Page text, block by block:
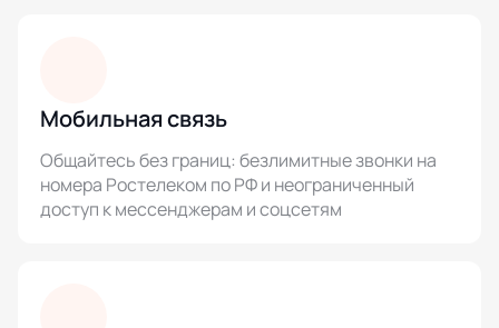
Мобильная связь
Общайтесь без границ: безлимитные звонки на
номера Ростелеком по РФ и неограниченный
доступ к мессенджерам и соцсетям